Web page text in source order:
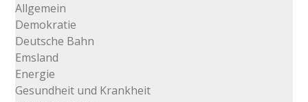
Allgemein
Demokratie
Deutsche Bahn
Emsland
Energie
Gesundheit und Krankheit